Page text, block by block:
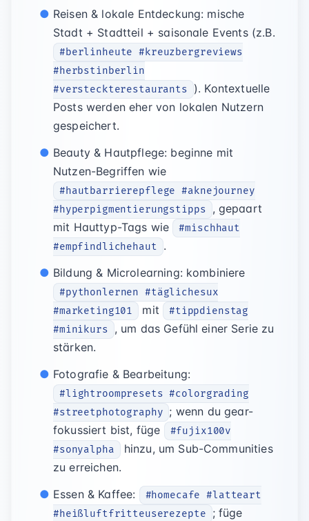
Reisen & lokale Entdeckung: mische
Stadt + Stadtteil + saisonale Events (z.B.
#berlinheute #kreuzbergreviews
#herbstinberlin
#versteckterestaurants
). Kontextuelle
Posts werden eher von lokalen Nutzern
gespeichert.
Beauty & Hautpflege: beginne mit
Nutzen-Begriffen wie
#hautbarrierepflege #aknejourney
#hyperpigmentierungstipps
, gepaart
mit Hauttyp-Tags wie
#mischhaut
#empfindlichehaut
.
Bildung & Microlearning: kombiniere
#pythonlernen #täglichesux
#marketing101
mit
#tippdienstag
#minikurs
, um das Gefühl einer Serie zu
stärken.
Fotografie & Bearbeitung:
#lightroompresets #colorgrading
#streetphotography ; wenn du gear-
fokussiert bist, füge
#fujix100v
#sonyalpha
hinzu, um Sub-Communities
zu erreichen.
Essen & Kaffee:
#homecafe #latteart
#heißluftfritteuserezepte
; füge